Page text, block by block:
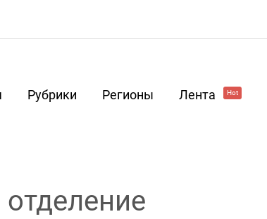
Рубрики Регионы Лента Hot